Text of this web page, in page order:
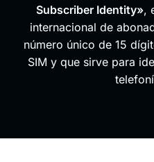
Subscriber Identity»,
internacional de
número único de 15
SIM y que sirve para